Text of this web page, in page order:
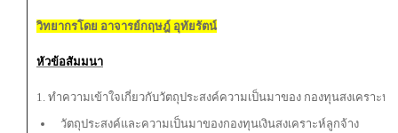
วิทยากรโดย อาจารย์กฤษฎ์ อุทัยรัตน์
หัวข้อสัมมนา
1. ทำความเข้าใจเกี่ยวกับวัตถุประสงค์ความเป็นมาของ กองทุนสงเคราะห์
วัตถุประสงค์และความเป็นมาของกองทุนเงินสงเคราะห์ลูกจ้าง